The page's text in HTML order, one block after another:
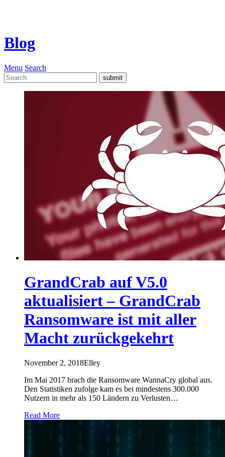
Blog
Menu Search
GrandCrab auf V5.0
aktualisiert – GrandCrab
Ransomware ist mit aller
Macht zurückgekehrt
November 2, 2018Elley
Im Mai 2017 brach die Ransomware WannaCry global aus.
Den Statistiken zufolge kam es bei mindestens 300.000
Nutzern in mehr als 150 Ländern zu Verlusten…
Read More